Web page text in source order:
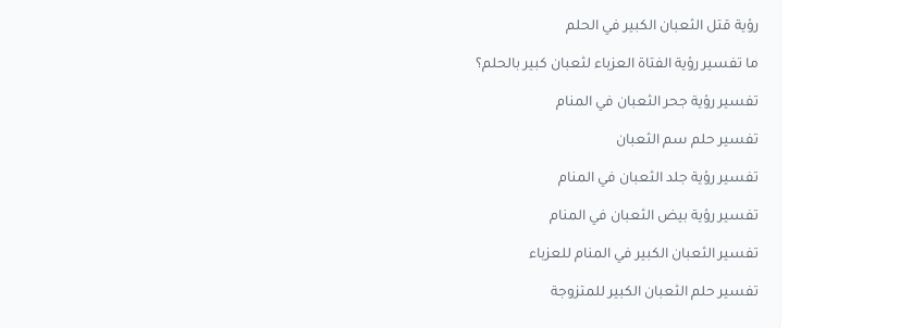
رؤية قتل الثعبان الكبير في الحلم
ما تفسير رؤية الفتاة العزباء لثعبان كبير بالحلم؟
تفسير رؤية جحر الثعبان في المنام
تفسير حلم سم الثعبان
تفسير رؤية جلد الثعبان في المنام
تفسير رؤية بيض الثعبان في المنام
تفسير الثعبان الكبير في المنام للعزباء
تفسير حلم الثعبان الكبير للمتزوجة